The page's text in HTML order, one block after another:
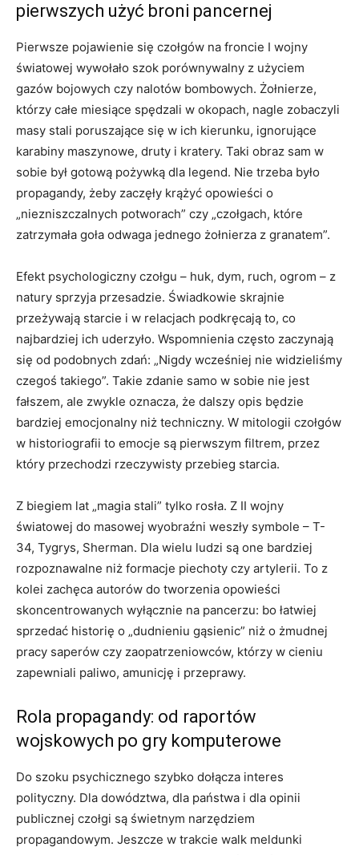
pierwszych użyć broni pancernej
Pierwsze pojawienie się czołgów na froncie I wojny
światowej wywołało szok porównywalny z użyciem
gazów bojowych czy nalotów bombowych. Żołnierze,
którzy całe miesiące spędzali w okopach, nagle zobaczyli
masy stali poruszające się w ich kierunku, ignorujące
karabiny maszynowe, druty i kratery. Taki obraz sam w
sobie był gotową pożywką dla legend. Nie trzeba było
propagandy, żeby zaczęły krążyć opowieści o
„niezniszczalnych potworach” czy „czołgach, które
zatrzymała goła odwaga jednego żołnierza z granatem”.
Efekt psychologiczny czołgu – huk, dym, ruch, ogrom – z
natury sprzyja przesadzie. Świadkowie skrajnie
przeżywają starcie i w relacjach podkręcają to, co
najbardziej ich uderzyło. Wspomnienia często zaczynają
się od podobnych zdań: „Nigdy wcześniej nie widzieliśmy
czegoś takiego”. Takie zdanie samo w sobie nie jest
fałszem, ale zwykle oznacza, że dalszy opis będzie
bardziej emocjonalny niż techniczny. W mitologii czołgów
w historiografii to emocje są pierwszym filtrem, przez
który przechodzi rzeczywisty przebieg starcia.
Z biegiem lat „magia stali” tylko rosła. Z II wojny
światowej do masowej wyobraźni weszły symbole – T-
34, Tygrys, Sherman. Dla wielu ludzi są one bardziej
rozpoznawalne niż formacje piechoty czy artylerii. To z
kolei zachęca autorów do tworzenia opowieści
skoncentrowanych wyłącznie na pancerzu: bo łatwiej
sprzedać historię o „dudnieniu gąsienic” niż o żmudnej
pracy saperów czy zaopatrzeniowców, którzy w cieniu
zapewniali paliwo, amunicję i przeprawy.
Rola propagandy: od raportów
wojskowych po gry komputerowe
Do szoku psychicznego szybko dołącza interes
polityczny. Dla dowództwa, dla państwa i dla opinii
publicznej czołgi są świetnym narzędziem
propagandowym. Jeszcze w trakcie walk meldunki